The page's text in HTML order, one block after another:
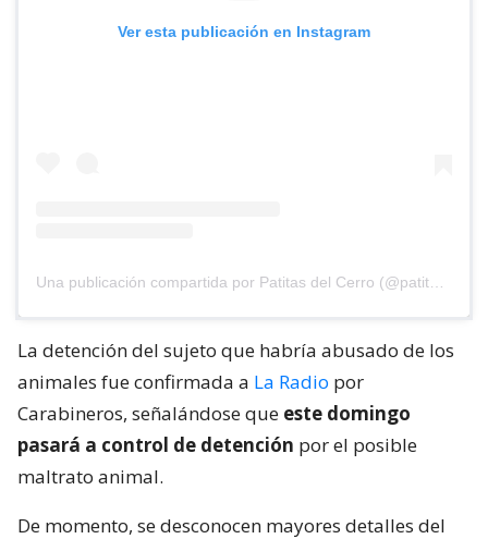
Ver esta publicación en Instagram
La detención del sujeto que habría abusado de los
animales fue confirmada a La Radio por
Carabineros, señalándose que este domingo
pasará a control de detención por el posible
maltrato animal.
De momento, se desconocen mayores detalles del